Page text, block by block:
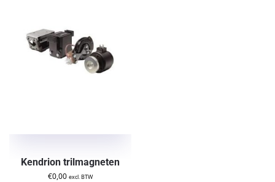
Kendrion trilmagneten
€0,00 excl. BTW